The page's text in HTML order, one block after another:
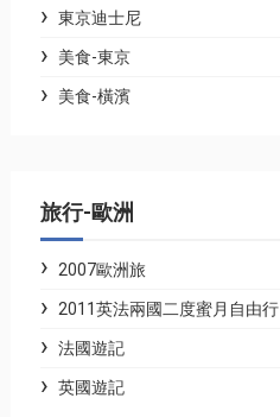
東京迪士尼
美食-東京
美食-橫濱
旅行-歐洲
2007歐洲旅
2011英法兩國二度蜜月自由行
法國遊記
英國遊記